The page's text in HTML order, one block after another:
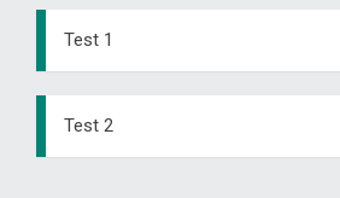
Test 1
Test 2